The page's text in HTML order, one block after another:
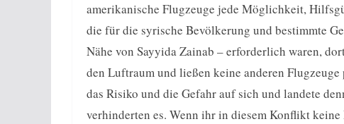
amerikanische Flugzeuge jede Möglichkeit,
die für die syrische Bevölkerung und bestimmte
Nähe von Sayyida Zainab – erforderlich waren,
den Luftraum und ließen keine anderen
das Risiko und die Gefahr auf sich und landete
verhinderten es. Wenn ihr in diesem Konflikt